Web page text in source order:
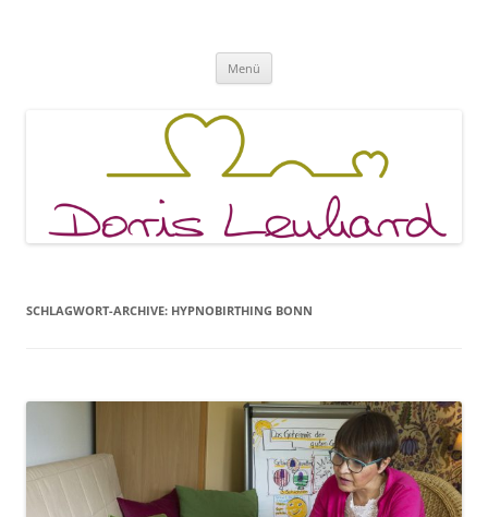
Menü
SCHLAGWORT-ARCHIVE: HYPNOBIRTHING BONN